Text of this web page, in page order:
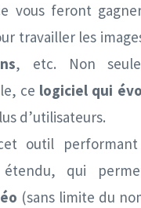
vous feront
travailler les
, etc. Non
ce logiciel qui
d’utilisateurs.
outil
étendu, qui
(sans limite du